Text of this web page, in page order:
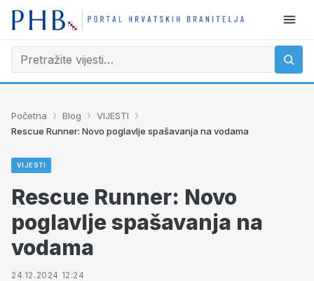
Početna › Blog › VIJESTI ›
Rescue Runner: Novo poglavlje spašavanja na vodama
VIJESTI
Rescue Runner: Novo
poglavlje spašavanja na
vodama
24.12.2024 12:24